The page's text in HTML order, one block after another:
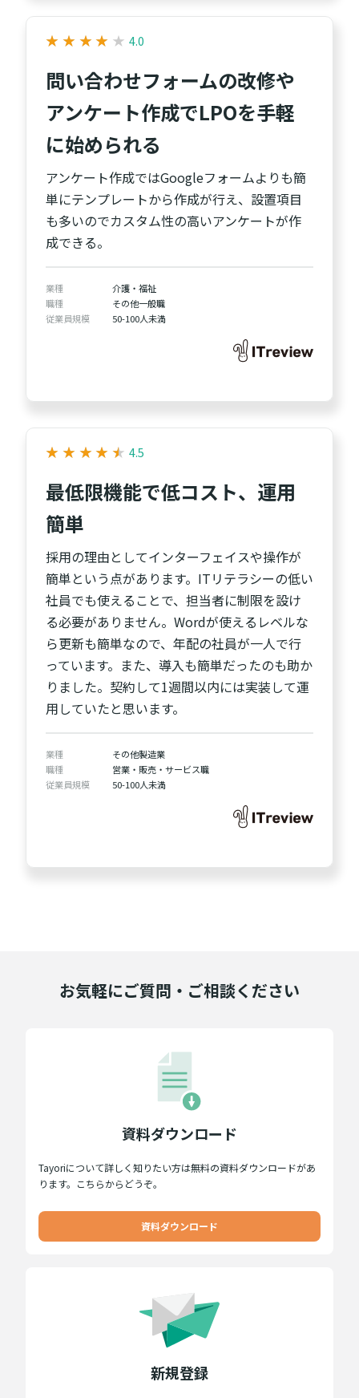
★
★ ★
★ ★
★ ★
★ ★
★ 4.0
問い合わせフォームの改修や
アンケート作成でLPOを手軽
に始められる
アンケート作成ではGoogleフォームよりも簡
単にテンプレートから作成が行え、設置項目
も多いのでカスタム性の高いアンケートが作
成できる。
業種
介護・福祉
職種
その他一般職
従業員規模
50-100人未満
★
★ ★
★ ★
★ ★
★ ★
★ 4.5
最低限機能で低コスト、運用
簡単
採用の理由としてインターフェイスや操作が
簡単という点があります。ITリテラシーの低い
社員でも使えることで、担当者に制限を設け
る必要がありません。Wordが使えるレベルな
ら更新も簡単なので、年配の社員が一人で行
っています。また、導入も簡単だったのも助か
りました。契約して1週間以内には実装して運
用していたと思います。
業種
その他製造業
職種
営業・販売・サービス職
従業員規模
50-100人未満
お気軽にご質問・ご相談ください
資料ダウンロード
Tayoriについて詳しく知りたい方は無料の資料ダウンロードがあ
ります。こちらからどうぞ。
資料ダウンロード
新規登録